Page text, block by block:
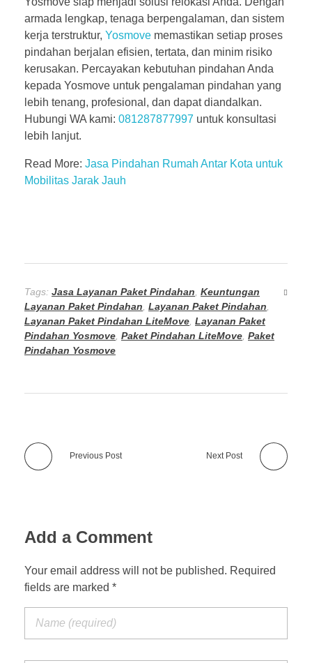
armada lengkap, tenaga berpengalaman, dan sistem
kerja terstruktur, Yosmove memastikan setiap proses
pindahan berjalan efisien, tertata, dan minim risiko
kerusakan. Percayakan kebutuhan pindahan Anda
kepada Yosmove untuk pengalaman pindahan yang
lebih tenang, profesional, dan dapat diandalkan.
Hubungi WA kami: 081287877997 untuk konsultasi
lebih lanjut.
Read More: Jasa Pindahan Rumah Antar Kota untuk
Mobilitas Jarak Jauh
Tags: Jasa Layanan Paket Pindahan Keuntungan
Layanan Paket Pindahan Layanan Paket Pindahan
Layanan Paket Pindahan LiteMove Layanan Paket
Pindahan Yosmove Paket Pindahan LiteMove Paket
Pindahan Yosmove
Previous Post Next Post
Add a Comment
Your email address will not be published. Required
fields are marked *